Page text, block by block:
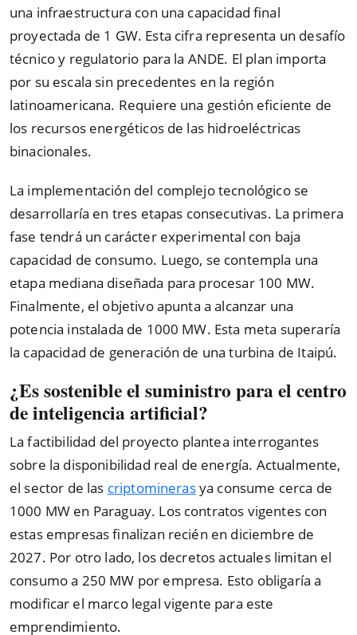
una infraestructura con una capacidad final
proyectada de 1 GW. Esta cifra representa un desafío
técnico y regulatorio para la ANDE. El plan importa
por su escala sin precedentes en la región
latinoamericana. Requiere una gestión eficiente de
los recursos energéticos de las hidroeléctricas
binacionales.
La implementación del complejo tecnológico se
desarrollaría en tres etapas consecutivas. La primera
fase tendrá un carácter experimental con baja
capacidad de consumo. Luego, se contempla una
etapa mediana diseñada para procesar 100 MW.
Finalmente, el objetivo apunta a alcanzar una
potencia instalada de 1000 MW. Esta meta superaría
la capacidad de generación de una turbina de Itaipú.
¿Es sostenible el suministro para el centro
de inteligencia artificial?
La factibilidad del proyecto plantea interrogantes
sobre la disponibilidad real de energía. Actualmente,
el sector de las criptominerasya consume cerca de
1000 MW en Paraguay. Los contratos vigentes con
estas empresas finalizan recién en diciembre de
2027. Por otro lado, los decretos actuales limitan el
consumo a 250 MW por empresa. Esto obligaría a
modificar el marco legal vigente para este
emprendimiento.